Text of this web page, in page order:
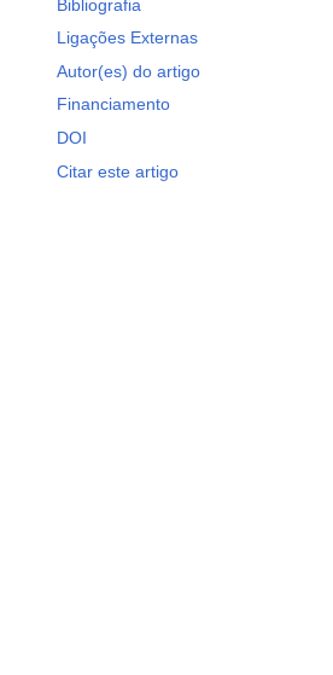
Bibliografia
Ligações Externas
Autor(es) do artigo
Financiamento
DOI
Citar este artigo